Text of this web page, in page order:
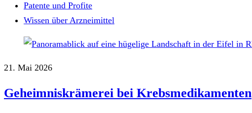
Patente und Profite
Wissen über Arzneimittel
21. Mai 2026
Geheimniskrämerei bei Krebsmedikamenten